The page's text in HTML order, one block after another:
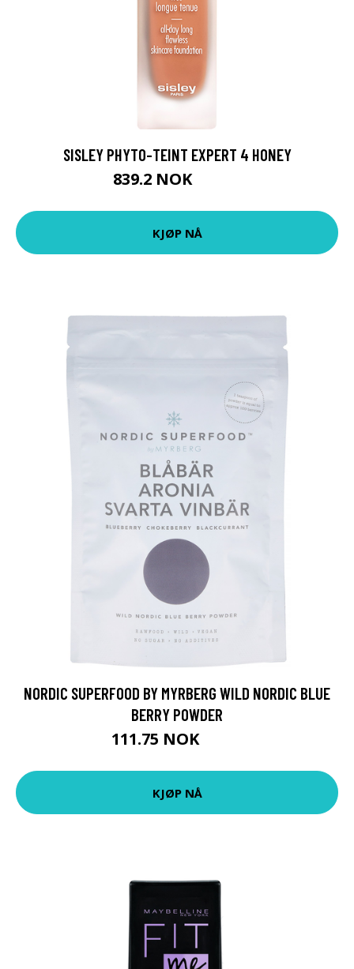
SISLEY PHYTO-TEINT EXPERT 4 HONEY
839.2 NOK
KJØP NÅ
NORDIC SUPERFOOD BY MYRBERG WILD NORDIC BLUE
BERRY POWDER
111.75 NOK
KJØP NÅ